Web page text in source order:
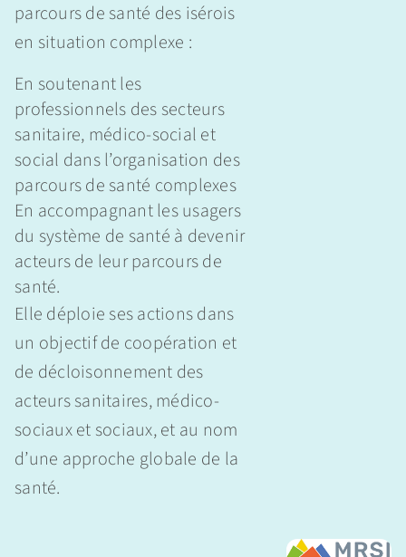
parcours de santé des isérois
en situation complexe :
En soutenant les
professionnels des secteurs
sanitaire, médico-social et
social dans l’organisation des
parcours de santé complexes
En accompagnant les usagers
du système de santé à devenir
acteurs de leur parcours de
santé.
Elle déploie ses actions dans
un objectif de coopération et
de décloisonnement des
acteurs sanitaires, médico-
sociaux et sociaux, et au nom
d’une approche globale de la
santé.